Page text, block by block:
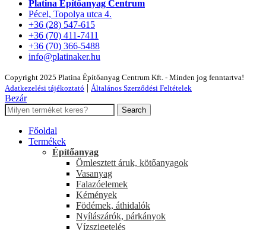
Platina Építőanyag Centrum
Pécel, Topolya utca 4.
+36 (28) 547-615
+36 (70) 411-7411
+36 (70) 366-5488
info@platinaker.hu
Copyright 2025 Platina Építőanyag Centrum Kft. - Minden jog fenntartva!
Adatkezelési tájékoztató | Általános Szerződési Feltételek
Bezár
Search
Főoldal
Termékek
Építőanyag
Ömlesztett áruk, kötőanyagok
Vasanyag
Falazóelemek
Kémények
Födémek, áthidalók
Nyílászárók, párkányok
Vízszigetelés